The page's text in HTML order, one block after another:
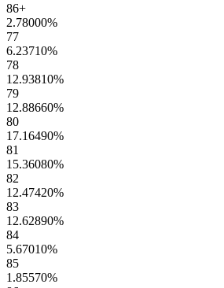
86+
2.78000%
77
6.23710%
78
12.93810%
79
12.88660%
80
17.16490%
81
15.36080%
82
12.47420%
83
12.62890%
84
5.67010%
85
1.85570%